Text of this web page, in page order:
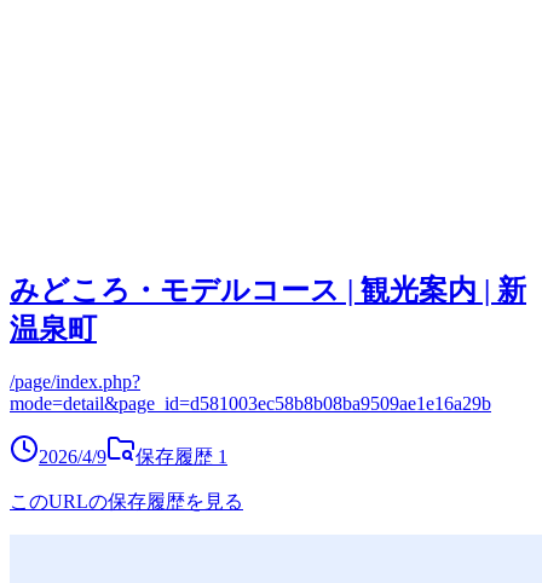
みどころ・モデルコース | 観光案内 | 新
温泉町
/page/index.php?
mode=detail&page_id=d581003ec58b8b08ba9509ae1e16a29b
2026/4/9 保存履歴 1
このURLの保存履歴を見る